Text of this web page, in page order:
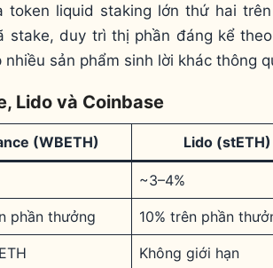
token liquid staking lớn thứ hai
stake, duy trì thị phần đáng kể
sản phẩm sinh lời khác thông
Lido và Coinbase
(WBETH) Lido (stETH)
~3–4%
phần thưởng 10% trên phần
Không giới hạn